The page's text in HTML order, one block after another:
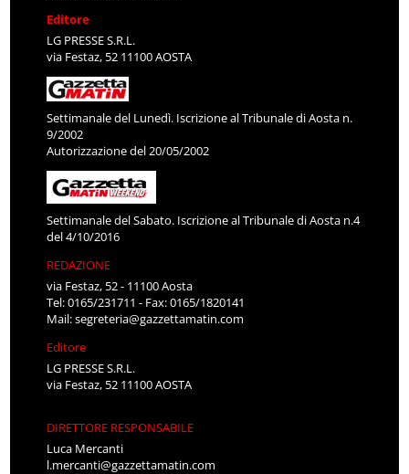
Editore
LG PRESSE S.R.L.
via Festaz, 52 11100 AOSTA
Settimanale del Lunedì. Iscrizione al Tribunale di Aosta n.
9/2002
Autorizzazione del 20/05/2002
Settimanale del Sabato. Iscrizione al Tribunale di Aosta n.4
del 4/10/2016
REDAZIONE
via Festaz, 52 - 11100 Aosta
Tel: 0165/231711 - Fax: 0165/1820141
Mail:segreteria@gazzettamatin.com
Editore
LG PRESSE S.R.L.
via Festaz, 52 11100 AOSTA
DIRETTORE RESPONSABILE
Luca Mercanti
l.mercanti@gazzettamatin.com